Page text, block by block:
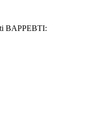
BAPPEBTI: